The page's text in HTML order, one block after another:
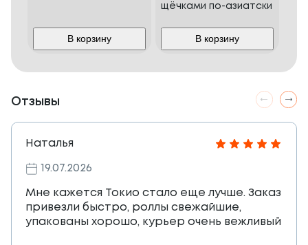
В корзину
щёчками по-азиатски
В корзину
Отзывы
Наталья
19.07.2026
Мне кажется Токио стало еще лучше. Заказ
привезли быстро, роллы свежайшие,
упакованы хорошо, курьер очень вежливый